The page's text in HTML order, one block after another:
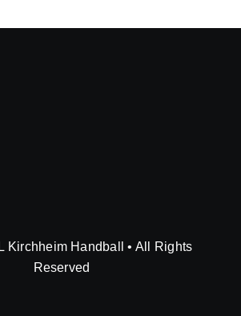
Kirchheim Handball • All Rights
Reserved